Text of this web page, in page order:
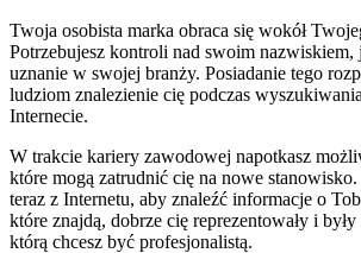
Twoja osobista marka obraca się wokół
Potrzebujesz kontroli nad swoim nazwiskiem,
uznanie w swojej branży. Posiadanie tego
ludziom znalezienie cię podczas
Internecie.
W trakcie kariery zawodowej napotkasz
które mogą zatrudnić cię na nowe
teraz z Internetu, aby znaleźć informacje o
które znajdą, dobrze cię reprezentowały i
którą chcesz być profesjonalistą.